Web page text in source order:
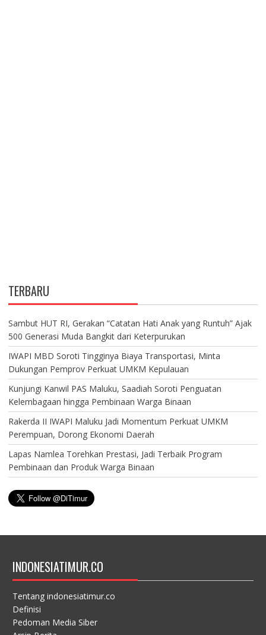
TERBARU
Sambut HUT RI, Gerakan “Catatan Hati Anak yang Runtuh” Ajak
500 Generasi Muda Bangkit dari Keterpurukan
IWAPI MBD Soroti Tingginya Biaya Transportasi, Minta
Dukungan Pemprov Perkuat UMKM Kepulauan
Kunjungi Kanwil PAS Maluku, Saadiah Soroti Penguatan
Kelembagaan hingga Pembinaan Warga Binaan
Rakerda II IWAPI Maluku Jadi Momentum Perkuat UMKM
Perempuan, Dorong Ekonomi Daerah
Lapas Namlea Torehkan Prestasi, Jadi Terbaik Program
Pembinaan dan Produk Warga Binaan
INDONESIATIMUR.CO
Tentang indonesiatimur.co
Definisi
Pedoman Media Siber